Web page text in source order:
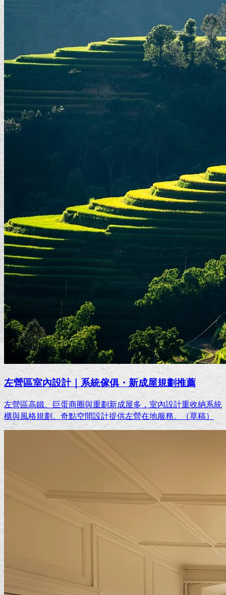
左營區室內設計｜系統傢俱・新成屋規劃推薦
左營區高鐵、巨蛋商圈與重劃新成屋多，室內設計重收納系統
櫃與風格規劃。奇點空間設計提供左營在地服務。（草稿）